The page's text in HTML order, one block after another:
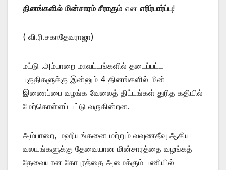
தினங்களில் மின்சாரம் சீராகும் என எரிர்பார்ப்பு!
( வி.ரி.சகாதேவராஜா)
மட்டு .அம்பாறை மாவட்டங்களில் தடைப்பட்ட
பகுதிகளுக்கு இன்னும் 4 தினங்களில் மின்
இணைப்பை வழங்க வேலைத் திட்டங்கள் துரித கதியில்
மேற்கொள்ளப் பட்டு வருகின்றன.
அம்பாறை, மஹியங்கனை மற்றும் வவுணதீவு ஆகிய
வலயங்களுக்கு தேவையான மின்சாரத்தை வழங்கத்
தேவையான கோபுரத்தை அமைக்கும் பணியில்